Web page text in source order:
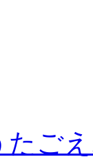
たご